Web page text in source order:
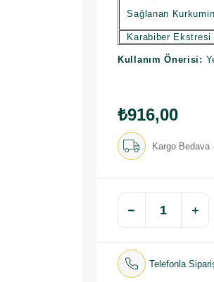
Sağlanan
Karabiber Ekstresi
Kullanım Önerisi:
₺916,00
Kargo Bedava
Telefonla